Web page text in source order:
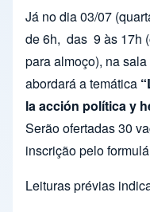
Já no dia 03/07
de 6h, das 9 às 17h
para almoço), na sala
abordará a temática
la acción política y
Serão ofertadas 30
inscrição pelo
Leituras prévias